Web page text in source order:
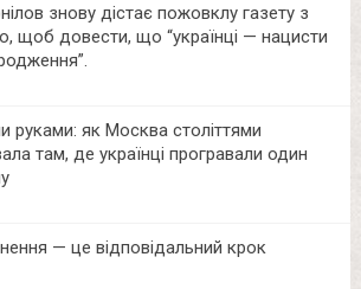
знову дістає пожовклу газету з
щоб довести, що “українці — нацисти
руками: як Москва століттями
там, де українці програвали один
— це відповідальний крок